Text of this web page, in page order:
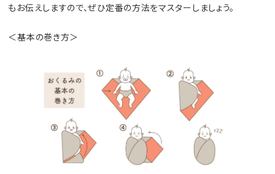
もお伝えしますので、ぜひ定番の方法をマスターしましょう。
＜基本の巻き方＞